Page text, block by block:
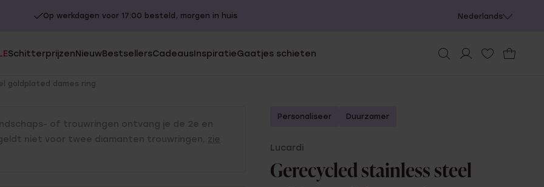
Op werkdagen voor 17:00 besteld, morgen in huis Nederlands
14 karaat goud
18 karaat goud
SchitterprijzenNieuwBestsellersCadeaus
Zilver
Stainless steel
InspiratieGaatjes schieten
goldplated dames ring
of trouwringen ontvang je de 2e en
niet voor twee diamanten trouwringen, zie
Personaliseer Duurzamer
Lucardi
Gerecycled stainless steel